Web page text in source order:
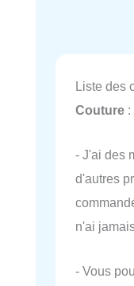
Liste des
Couture :
- J'ai des
d'autres
n'ai
- Vous